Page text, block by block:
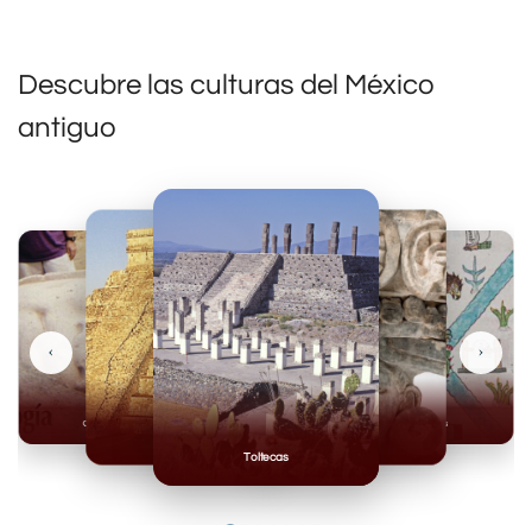
Descubre las culturas del México
antiguo
Toltecas
Mexicas
Olmecas
‹ ›